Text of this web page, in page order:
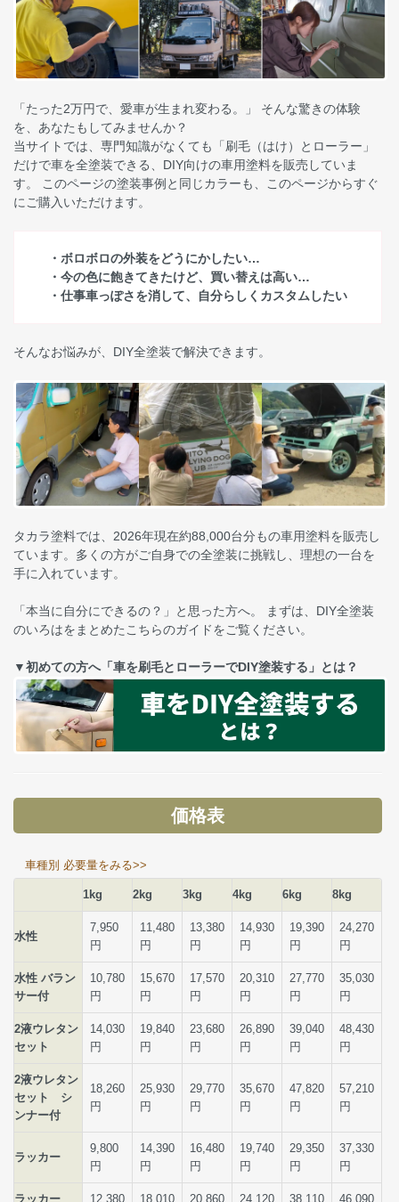
「たった2万円で、愛車が生まれ変わる。」 そんな驚きの体験
を、あなたもしてみませんか？
当サイトでは、専門知識がなくても「刷毛（はけ）とローラー」
だけで車を全塗装できる、DIY向けの車用塗料を販売していま
す。 このページの塗装事例と同じカラーも、このページからすぐ
にご購入いただけます。
・ボロボロの外装をどうにかしたい…
・今の色に飽きてきたけど、買い替えは高い…
・仕事車っぽさを消して、自分らしくカスタムしたい
そんなお悩みが、DIY全塗装で解決できます。
タカラ塗料では、2026年現在約88,000台分もの車用塗料を販売し
ています。多くの方がご自身での全塗装に挑戦し、理想の一台を
手に入れています。
「本当に自分にできるの？」と思った方へ。 まずは、DIY全塗装
のいろはをまとめたこちらのガイドをご覧ください。
▼初めての方へ「車を刷毛とローラーでDIY塗装する」とは？
価格表
車種別 必要量をみる>>